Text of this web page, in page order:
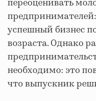
переоценивать
успешный бизнес
возраста. Однако
необходимо: это
что выпускник